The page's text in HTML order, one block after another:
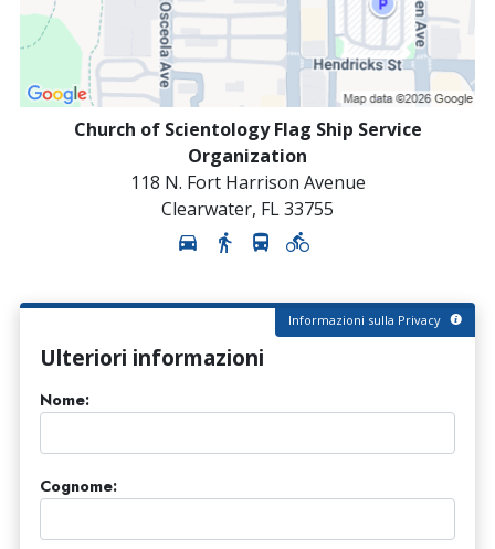
Church of Scientology Flag Ship Service
Organization
118 N. Fort Harrison Avenue
Clearwater, FL33755
Informazioni sulla Privacy
Ulteriori informazioni
Nome:
Cognome: